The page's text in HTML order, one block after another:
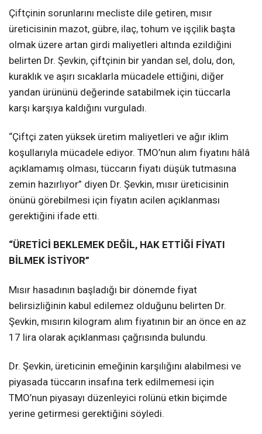
Çiftçinin sorunlarını mecliste dile getiren, mısır
üreticisinin mazot, gübre, ilaç, tohum ve işçilik başta
olmak üzere artan girdi maliyetleri altında ezildiğini
belirten Dr. Şevkin, çiftçinin bir yandan sel, dolu, don,
kuraklık ve aşırı sıcaklarla mücadele ettiğini, diğer
yandan ürününü değerinde satabilmek için tüccarla
karşı karşıya kaldığını vurguladı.
“Çiftçi zaten yüksek üretim maliyetleri ve ağır iklim
koşullarıyla mücadele ediyor. TMO’nun alım fiyatını hâlâ
açıklamamış olması, tüccarın fiyatı düşük tutmasına
zemin hazırlıyor” diyen Dr. Şevkin, mısır üreticisinin
önünü görebilmesi için fiyatın acilen açıklanması
gerektiğini ifade etti.
“ÜRETİCİ BEKLEMEK DEĞİL, HAK ETTİĞİ FİYATI
BİLMEK İSTİYOR”
Mısır hasadının başladığı bir dönemde fiyat
belirsizliğinin kabul edilemez olduğunu belirten Dr.
Şevkin, mısırın kilogram alım fiyatının bir an önce en az
17 lira olarak açıklanması çağrısında bulundu.
Dr. Şevkin, üreticinin emeğinin karşılığını alabilmesi ve
piyasada tüccarın insafına terk edilmemesi için
TMO’nun piyasayı düzenleyici rolünü etkin biçimde
yerine getirmesi gerektiğini söyledi.